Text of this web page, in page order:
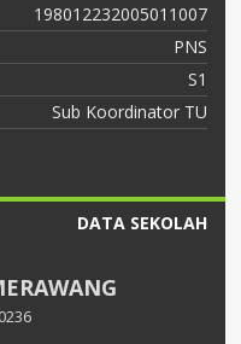
198012232005011007
PNS
S1
Sub Koordinator TU
DATA SEKOLAH